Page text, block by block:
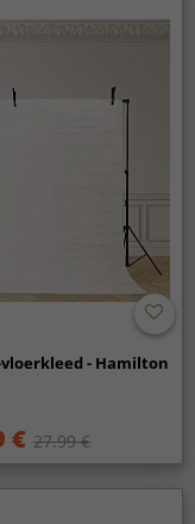
- Hamilton
€ 27.99 €